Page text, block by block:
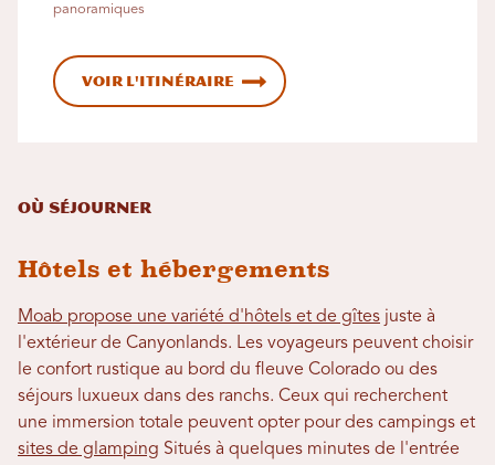
panoramiques
Voir l'itinéraire
Où séjourner
Hôtels et hébergements
Moab propose une variété d'hôtels et de gîtes juste à
l'extérieur de Canyonlands. Les voyageurs peuvent choisir
le confort rustique au bord du fleuve Colorado ou des
séjours luxueux dans des ranchs. Ceux qui recherchent
une immersion totale peuvent opter pour des campings et
sites de glamping Situés à quelques minutes de l'entrée